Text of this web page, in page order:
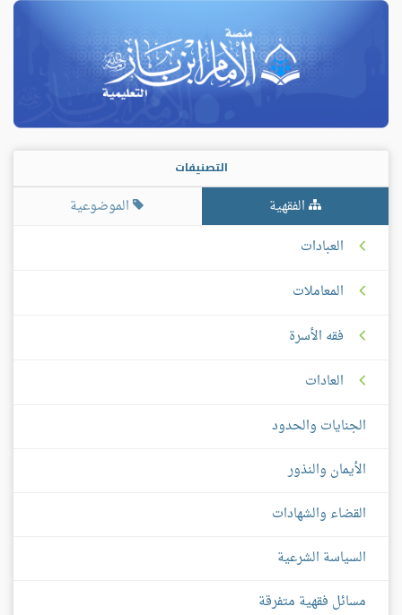
التصنيفات
الفقهية
الموضوعية
العبادات
المعاملات
فقه الأسرة
العادات
الجنايات والحدود
الأيمان والنذور
القضاء والشهادات
السياسة الشرعية
مسائل فقهية متفرقة